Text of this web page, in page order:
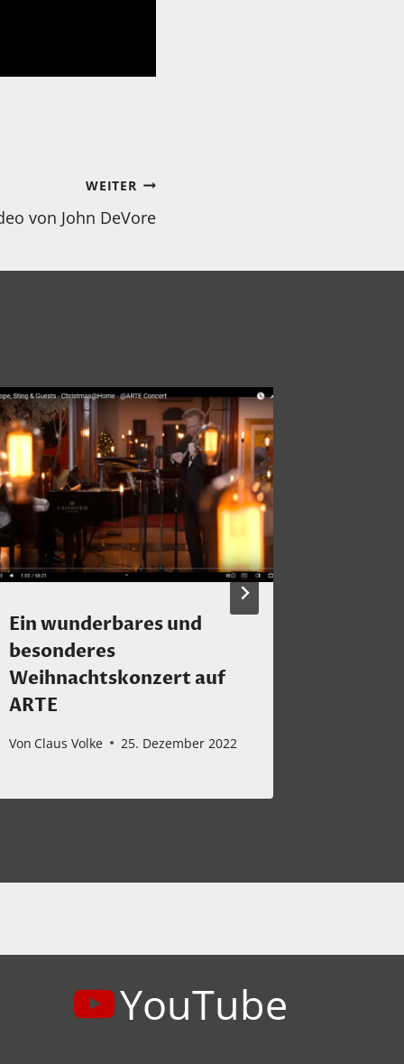
WEITER
von John DeVore
Ein wunderbares und
besonderes
Weihnachtskonzert auf
ARTE
Von Claus Volke 25. Dezember 2022
YouTube